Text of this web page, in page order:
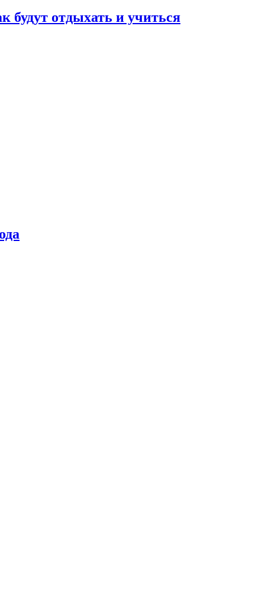
будут отдыхать и учиться